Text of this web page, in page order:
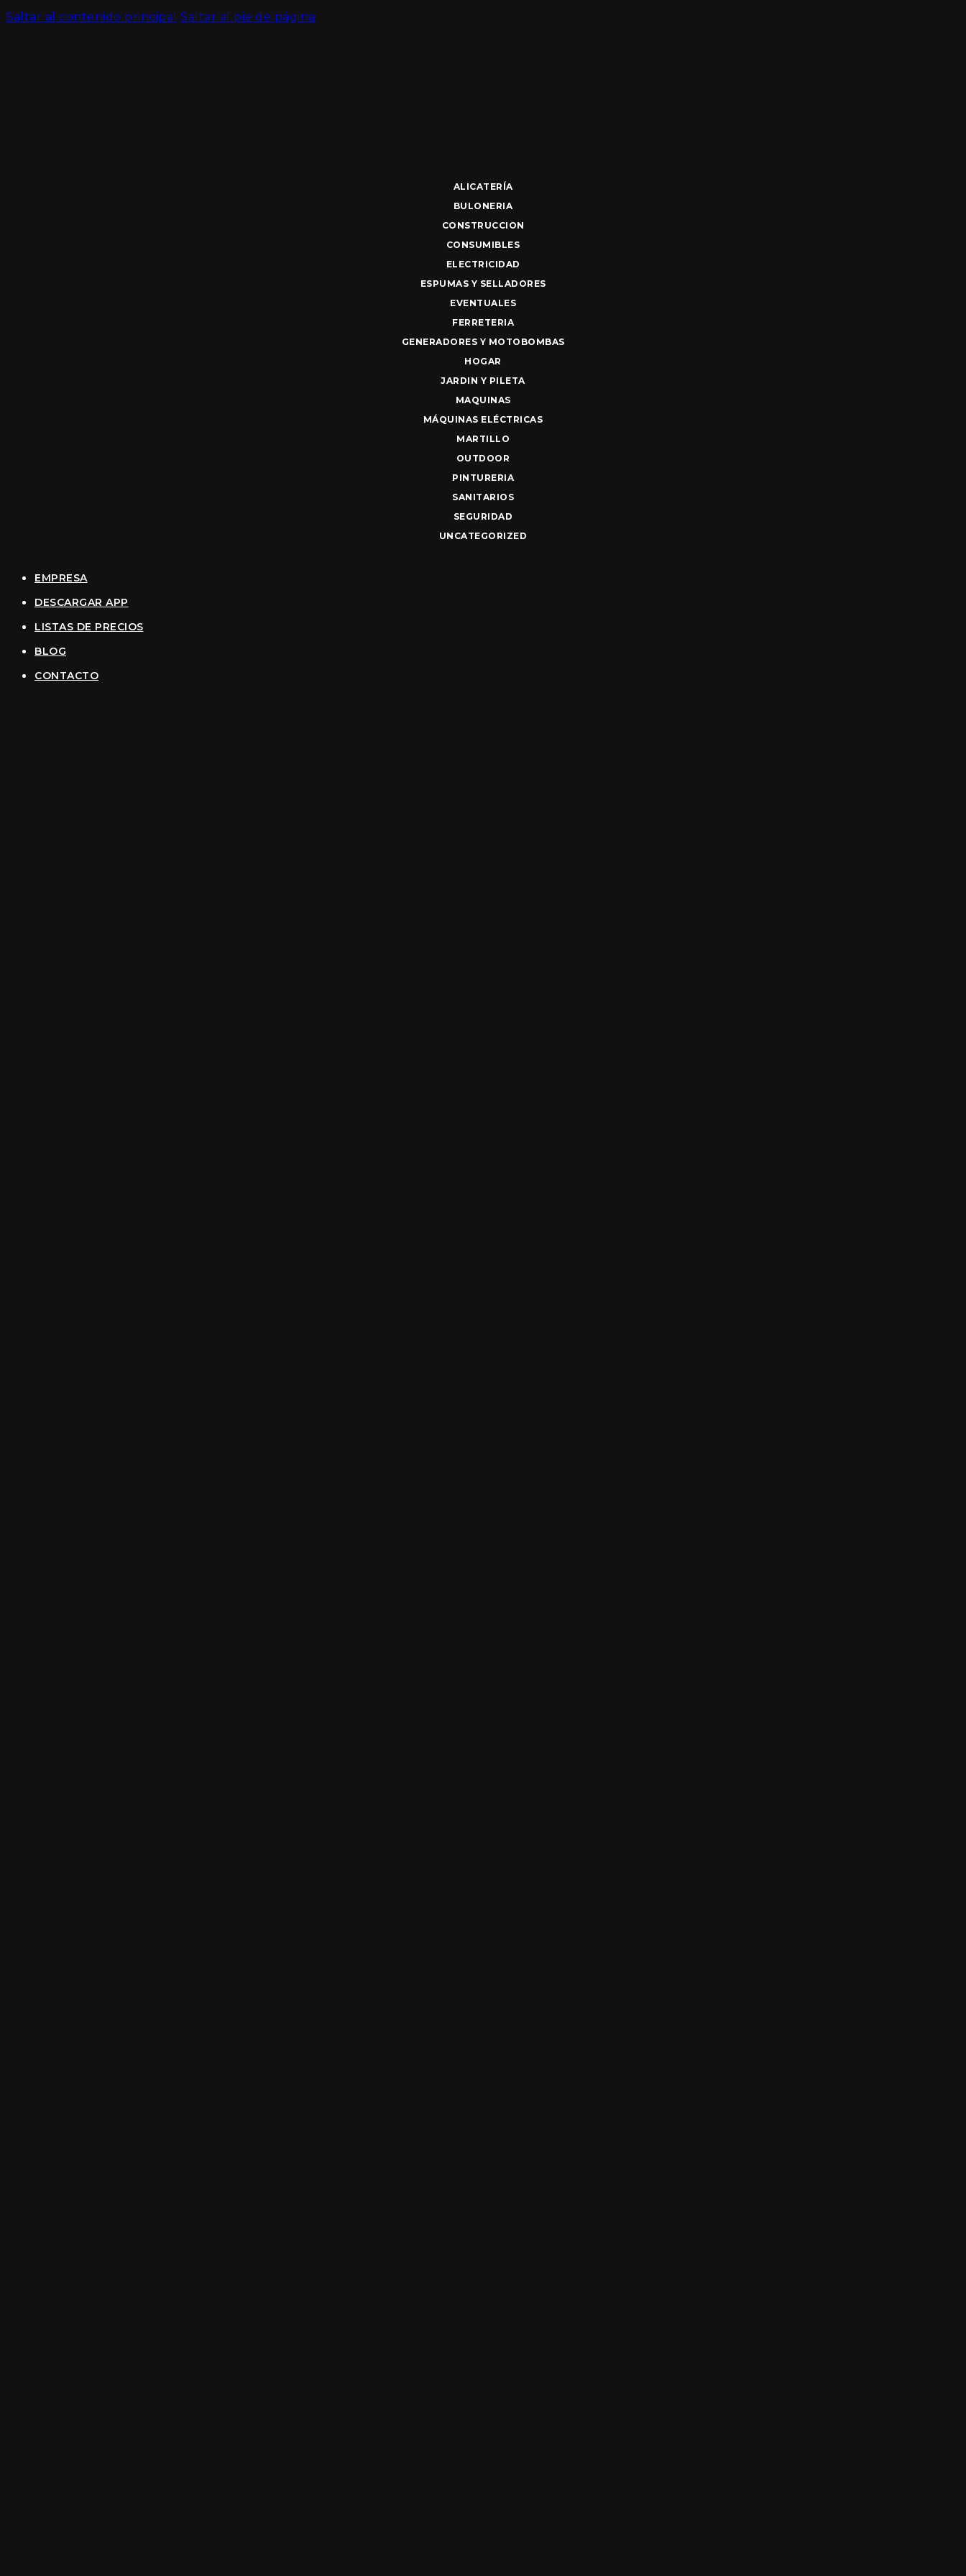
Saltar al contenido principal Saltar al pie de página
ALICATERÍA
BULONERIA
CONSTRUCCION
CONSUMIBLES
ELECTRICIDAD
ESPUMAS Y SELLADORES
EVENTUALES
FERRETERIA
GENERADORES Y MOTOBOMBAS
HOGAR
JARDIN Y PILETA
MAQUINAS
MÁQUINAS ELÉCTRICAS
MARTILLO
OUTDOOR
PINTURERIA
SANITARIOS
SEGURIDAD
UNCATEGORIZED
EMPRESA
DESCARGAR APP
LISTAS DE PRECIOS
BLOG
CONTACTO